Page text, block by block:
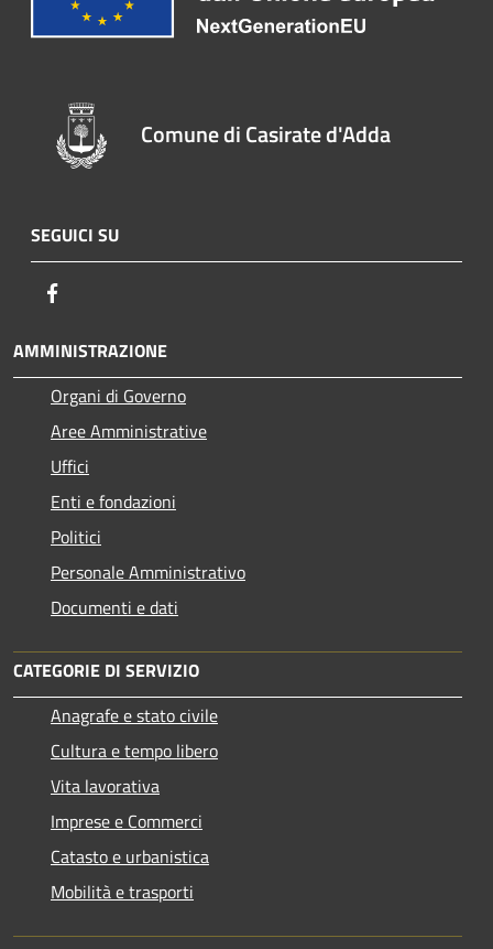
Comune di Casirate d'Adda
SEGUICI SU
AMMINISTRAZIONE
Organi di Governo
Aree Amministrative
Uffici
Enti e fondazioni
Politici
Personale Amministrativo
Documenti e dati
CATEGORIE DI SERVIZIO
Anagrafe e stato civile
Cultura e tempo libero
Vita lavorativa
Imprese e Commerci
Catasto e urbanistica
Mobilità e trasporti